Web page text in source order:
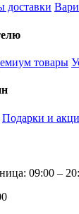
доставки
товары
Подарки и
09:00 –